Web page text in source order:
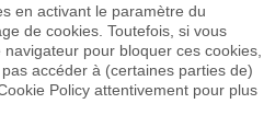
en activant le paramètre du
de cookies. Toutefois, si vous
pour bloquer ces cookies,
accéder à (certaines parties de)
Policy attentivement pour plus